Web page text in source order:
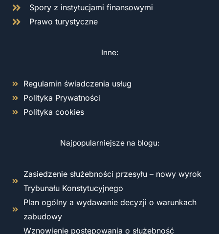
Spory z instytucjami finansowymi
Prawo turystyczne
Inne:
Regulamin świadczenia usług
Polityka Prywatności
Polityka cookies
Najpopularniejsze na blogu:
Zasiedzenie służebności przesyłu – nowy wyrok
Trybunału Konstytucyjnego
Plan ogólny a wydawanie decyzji o warunkach
zabudowy
Wznowienie postępowania o służebność